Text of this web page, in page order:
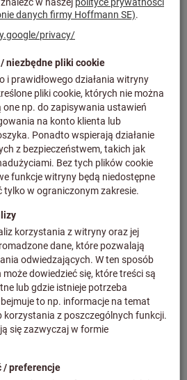
Dostarczalny
plus podatek VAT w obowiązującej
wysokościCeny plus koszty dostawy
Do wariantów
Klucze nasadowe do rurek do
Nr art.: 309890
Dostarczalny
7 wariantów
150,97 PLN
plus podatek VAT w obowiązującej
wysokościCeny plus koszty dostawy
Do wariantów